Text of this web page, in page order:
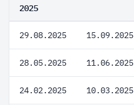
2025
29.08.2025 15.09.2025
28.05.2025 11.06.2025
24.02.2025 10.03.2025